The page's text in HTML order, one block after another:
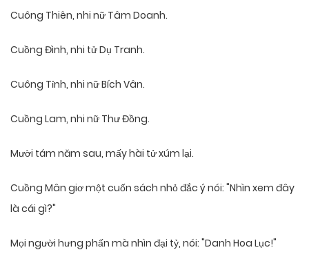
Cuông Thiên, nhi nữ Tâm Doanh.
Cuồng Đình, nhi tử Dụ Tranh.
Cuông Tỉnh, nhi nữ Bích Vân.
Cuồng Lam, nhi nữ Thư Đồng.
Mười tám năm sau, mấy hài tử xúm lại.
Cuồng Mân giơ một cuốn sách nhỏ đắc ý nói: "Nhìn xem đây
là cái gì?"
Mọi người hưng phấn mà nhìn đại tỷ, nói: "Danh Hoa Lục!"